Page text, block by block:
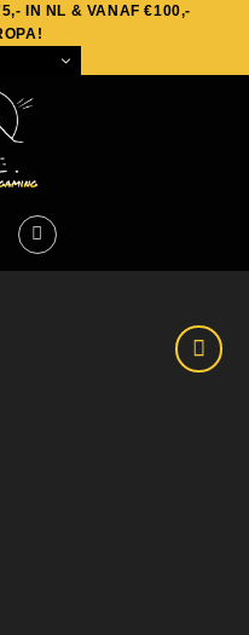
IN NL & VANAF €100,-